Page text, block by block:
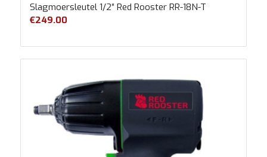
Slagmoersleutel 1/2″ Red Rooster RR-18N-T
€249.00